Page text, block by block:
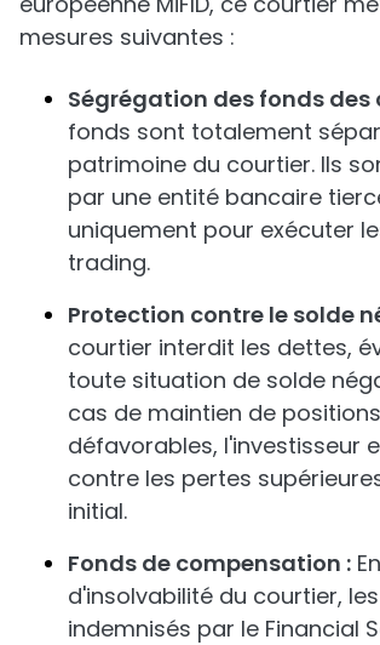
mesures suivantes :
Ségrégation des fonds des
fonds sont totalement
patrimoine du courtier. Ils
par une entité bancaire
uniquement pour exécuter
trading.
Protection contre le solde
courtier interdit les dettes,
toute situation de solde
cas de maintien de positions
défavorables, l'investisseur
contre les pertes
initial.
Fonds de compensation :
d'insolvabilité du courtier,
indemnisés par le Financial